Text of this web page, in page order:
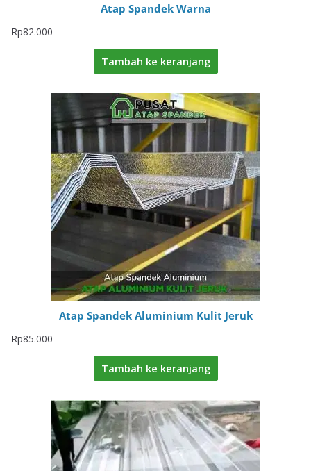
Atap Spandek Warna
Rp82.000
Tambah ke keranjang
Atap Spandek Aluminium Kulit Jeruk
Rp85.000
Tambah ke keranjang